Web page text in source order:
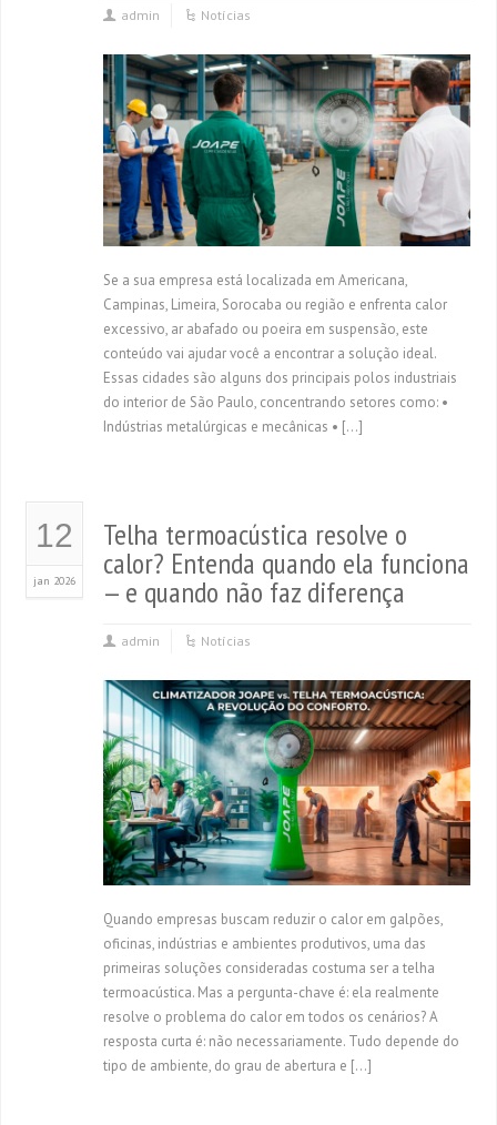
admin Notícias
Se a sua empresa está localizada em Americana,
Campinas, Limeira, Sorocaba ou região e enfrenta calor
excessivo, ar abafado ou poeira em suspensão, este
conteúdo vai ajudar você a encontrar a solução ideal.
Essas cidades são alguns dos principais polos industriais
do interior de São Paulo, concentrando setores como: •
Indústrias metalúrgicas e mecânicas • […]
12
jan 2026
Telha termoacústica resolve o
calor? Entenda quando ela funciona
— e quando não faz diferença
admin Notícias
Quando empresas buscam reduzir o calor em galpões,
oficinas, indústrias e ambientes produtivos, uma das
primeiras soluções consideradas costuma ser a telha
termoacústica. Mas a pergunta-chave é: ela realmente
resolve o problema do calor em todos os cenários? A
resposta curta é: não necessariamente. Tudo depende do
tipo de ambiente, do grau de abertura e […]